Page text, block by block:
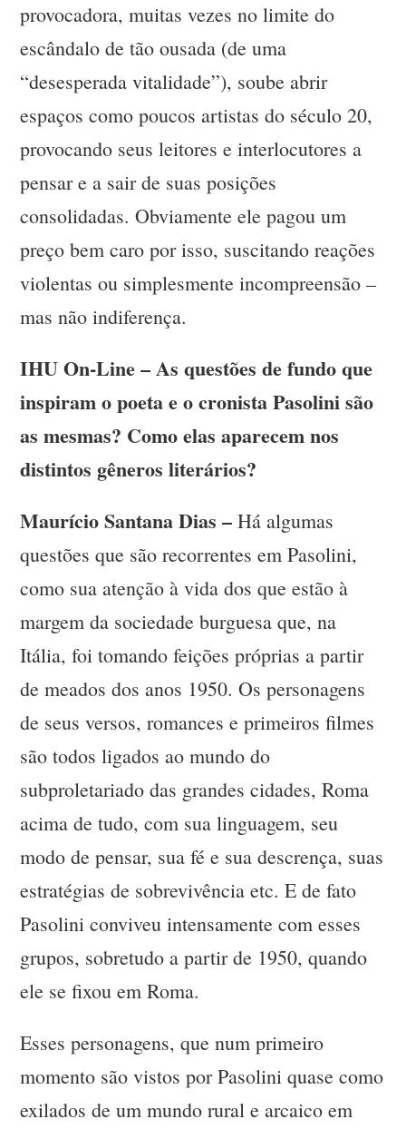
provocadora, muitas vezes no limite do
escândalo de tão ousada (de uma
“desesperada vitalidade”), soube abrir
espaços como poucos artistas do século 20,
provocando seus leitores e interlocutores a
pensar e a sair de suas posições
consolidadas. Obviamente ele pagou um
preço bem caro por isso, suscitando reações
violentas ou simplesmente incompreensão –
mas não indiferença.
IHU On-Line – As questões de fundo que
inspiram o poeta e o cronista Pasolini são
as mesmas? Como elas aparecem nos
distintos gêneros literários?
Maurício Santana Dias – Há algumas
questões que são recorrentes em Pasolini,
como sua atenção à vida dos que estão à
margem da sociedade burguesa que, na
Itália, foi tomando feições próprias a partir
de meados dos anos 1950. Os personagens
de seus versos, romances e primeiros filmes
são todos ligados ao mundo do
subproletariado das grandes cidades, Roma
acima de tudo, com sua linguagem, seu
modo de pensar, sua fé e sua descrença, suas
estratégias de sobrevivência etc. E de fato
Pasolini conviveu intensamente com esses
grupos, sobretudo a partir de 1950, quando
ele se fixou em Roma.
Esses personagens, que num primeiro
momento são vistos por Pasolini quase como
exilados de um mundo rural e arcaico em